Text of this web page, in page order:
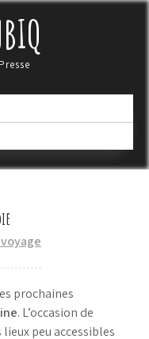
prochaines
. L’occasion de
peu accessibles